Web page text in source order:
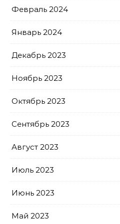
Февраль 2024
Январь 2024
Декабрь 2023
Ноябрь 2023
Октябрь 2023
Сентябрь 2023
Август 2023
Июль 2023
Июнь 2023
Май 2023